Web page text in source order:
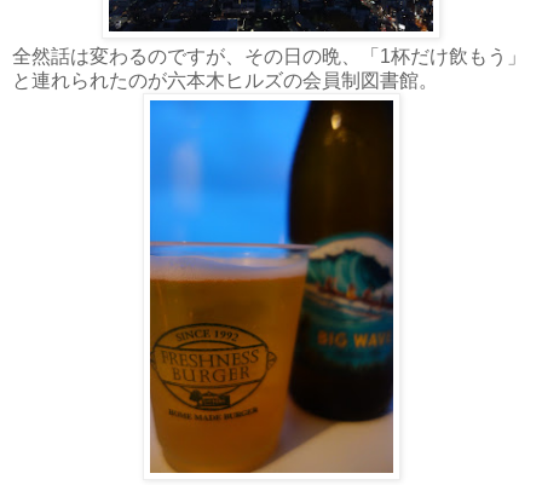
全然話は変わるのですが、その日の晩、「1杯だけ飲もう」
と連れられたのが六本木ヒルズの会員制図書館。